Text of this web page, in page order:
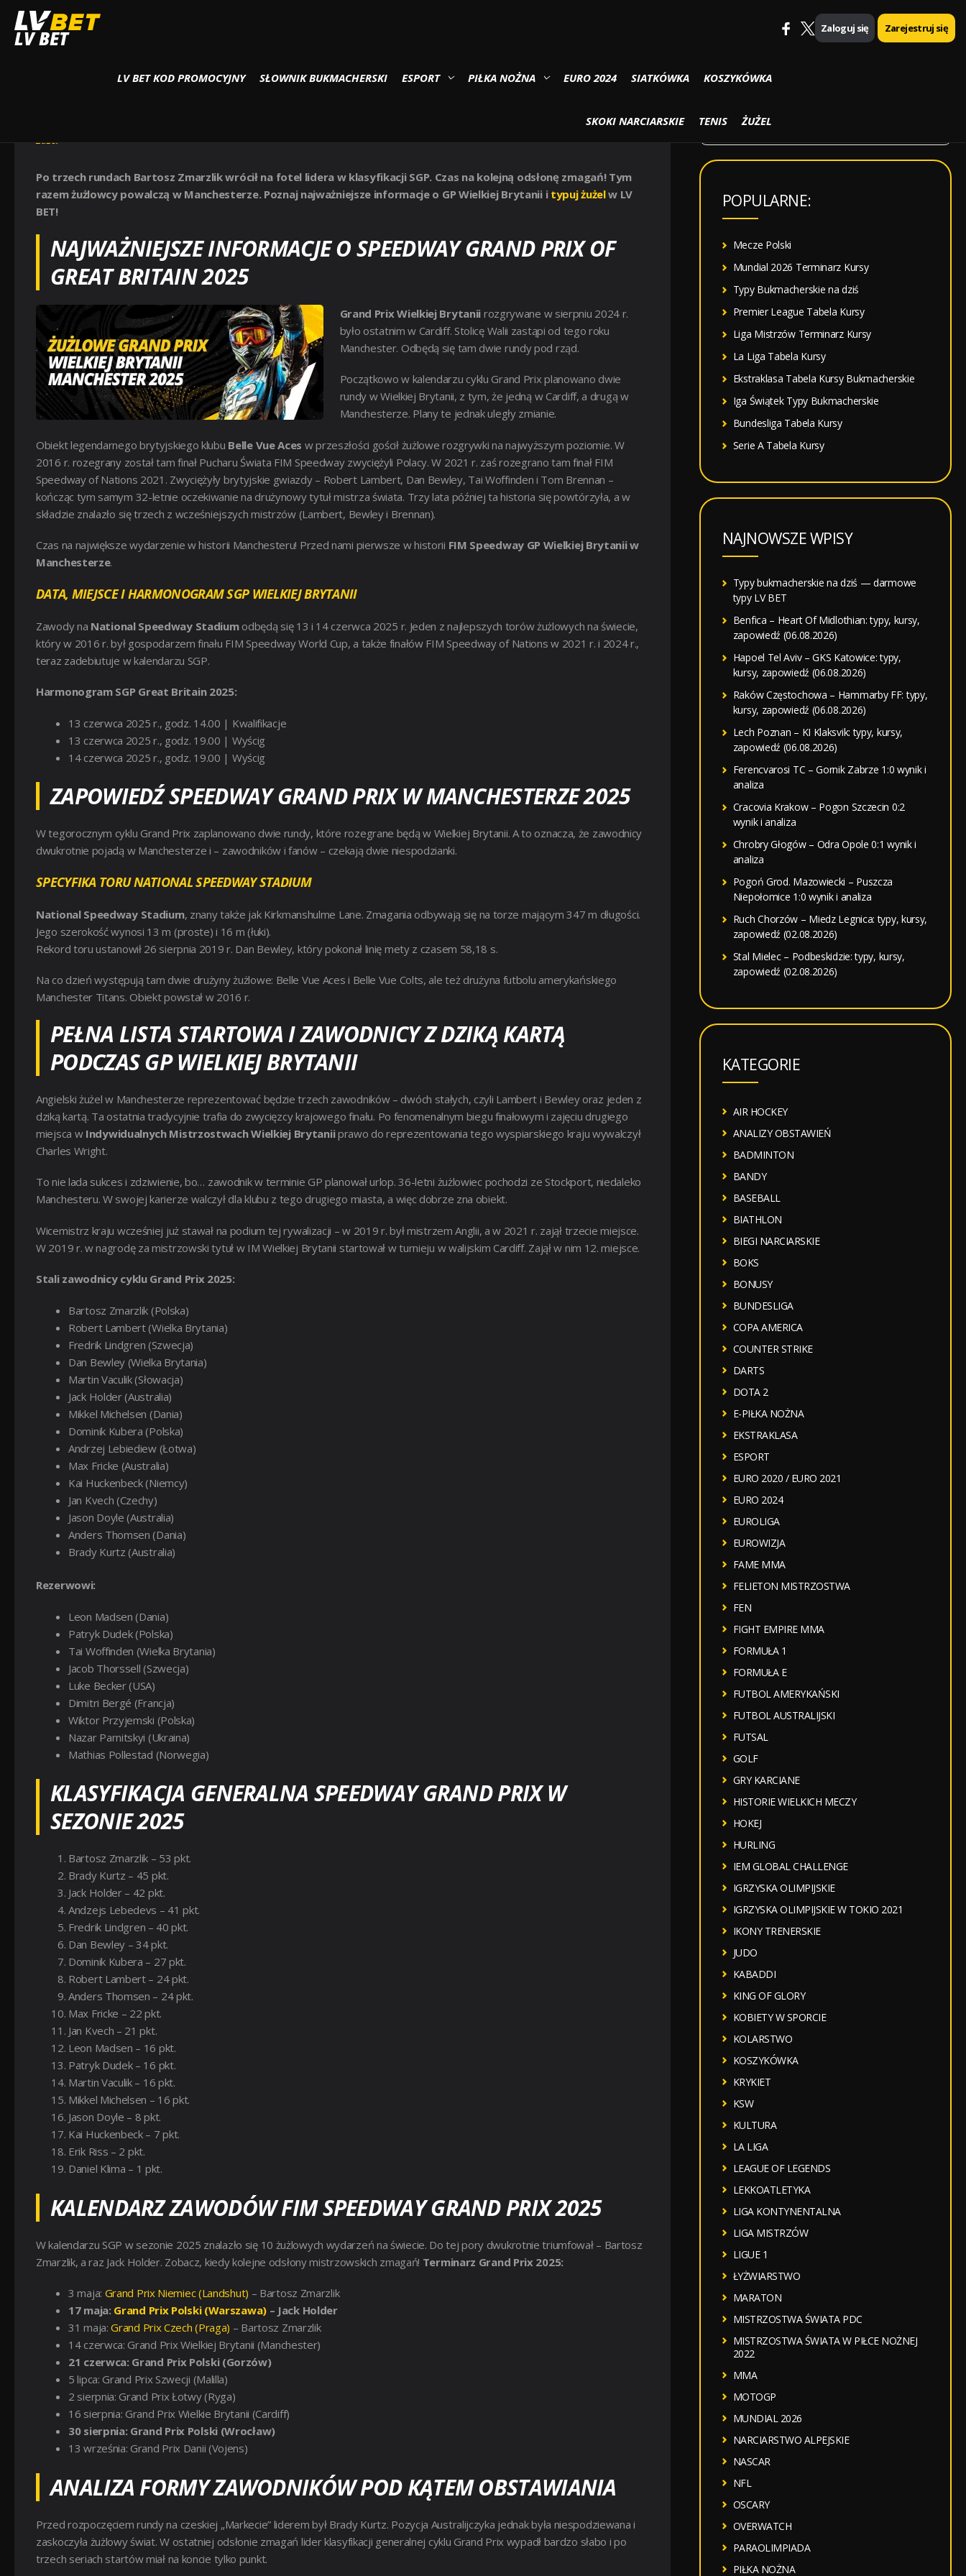
LV BET
LV BET KOD PROMOCYJNY SŁOWNIK BUKMACHERSKI ESPORT PIŁKA NOŻNA EURO 2024 SIATKÓWKA KOSZYKÓWKA
SKOKI NARCIARSKIE TENIS ŻUŻEL
Zaloguj się Zarejestruj się
Strona główna Żużel
ŻUŻLOWE GRAND PRIX WIELKIEJ BRYTANII MANCHESTER
Żużel
Po trzech rundach Bartosz Zmarzlik wrócił na fotel lidera w klasyfikacji SGP. Czas na kolejną odsłonę zmagań! Tym
razem żużlowcy powalczą w Manchesterze. Poznaj najważniejsze informacje o GP Wielkiej Brytanii i typuj żużelw LV
BET!
NAJWAŻNIEJSZE INFORMACJE O SPEEDWAY GRAND PRIX OF
GREAT BRITAIN 2025
Grand Prix Wielkiej Brytanii rozgrywane w sierpniu 2024 r.
było ostatnim w Cardiff. Stolicę Walii zastąpi od tego roku
Manchester. Odbędą się tam dwie rundy pod rząd.
Początkowo w kalendarzu cyklu Grand Prix planowano dwie
rundy w Wielkiej Brytanii, z tym, że jedną w Cardiff, a drugą w
Manchesterze. Plany te jednak uległy zmianie.
Obiekt legendarnego brytyjskiego klubu Belle Vue Aces w przeszłości gościł żużlowe rozgrywki na najwyższym poziomie. W
2016 r. rozegrany został tam finał Pucharu Świata FIM Speedway zwyciężyli Polacy. W 2021 r. zaś rozegrano tam finał FIM
Speedway of Nations 2021. Zwyciężyły brytyjskie gwiazdy – Robert Lambert, Dan Bewley, Tai Woffinden i Tom Brennan –
kończąc tym samym 32-letnie oczekiwanie na drużynowy tytuł mistrza świata. Trzy lata później ta historia się powtórzyła, a w
składzie znalazło się trzech z wcześniejszych mistrzów (Lambert, Bewley i Brennan).
Czas na największe wydarzenie w historii Manchesteru! Przed nami pierwsze w historii FIM Speedway GP Wielkiej Brytanii w
Manchesterze.
DATA, MIEJSCE I HARMONOGRAM SGP WIELKIEJ BRYTANII
Zawody na National Speedway Stadiumodbędą się 13 i 14 czerwca 2025 r. Jeden z najlepszych torów żużlowych na świecie,
który w 2016 r. był gospodarzem finału FIM Speedway World Cup, a także finałów FIM Speedway of Nations w 2021 r. i 2024 r.,
teraz zadebiutuje w kalendarzu SGP.
Harmonogram SGP Great Britain 2025:
13 czerwca 2025 r., godz. 14.00 | Kwalifikacje
13 czerwca 2025 r., godz. 19.00 | Wyścig
14 czerwca 2025 r., godz. 19.00 | Wyścig
ZAPOWIEDŹ SPEEDWAY GRAND PRIX W MANCHESTERZE 2025
W tegorocznym cyklu Grand Prix zaplanowano dwie rundy, które rozegrane będą w Wielkiej Brytanii. A to oznacza, że zawodnicy
dwukrotnie pojadą w Manchesterze i – zawodników i fanów – czekają dwie niespodzianki.
SPECYFIKA TORU NATIONAL SPEEDWAY STADIUM
National Speedway Stadium, znany także jak Kirkmanshulme Lane. Zmagania odbywają się na torze mającym 347 m długości.
Jego szerokość wynosi 13 m (proste) i 16 m (łuki).
Rekord toru ustanowił 26 sierpnia 2019 r. Dan Bewley, który pokonał linię mety z czasem 58,18 s.
Na co dzień występują tam dwie drużyny żużlowe: Belle Vue Aces i Belle Vue Colts, ale też drużyna futbolu amerykańskiego
Manchester Titans. Obiekt powstał w 2016 r.
PEŁNA LISTA STARTOWA I ZAWODNICY Z DZIKĄ KARTĄ
PODCZAS GP WIELKIEJ BRYTANII
Angielski żużel w Manchesterze reprezentować będzie trzech zawodników – dwóch stałych, czyli Lambert i Bewley oraz jeden z
dziką kartą. Ta ostatnia tradycyjnie trafia do zwycięzcy krajowego finału. Po fenomenalnym biegu finałowym i zajęciu drugiego
miejsca w Indywidualnych Mistrzostwach Wielkiej Brytaniiprawo do reprezentowania tego wyspiarskiego kraju wywalczył
Charles Wright.
To nie lada sukces i zdziwienie, bo… zawodnik w terminie GP planował urlop. 36-letni żużlowiec pochodzi ze Stockport, niedaleko
Manchesteru. W swojej karierze walczył dla klubu z tego drugiego miasta, a więc dobrze zna obiekt.
Wicemistrz kraju wcześniej już stawał na podium tej rywalizacji – w 2019 r. był mistrzem Anglii, a w 2021 r. zajął trzecie miejsce.
W 2019 r. w nagrodę za mistrzowski tytuł w IM Wielkiej Brytanii startował w turnieju w walijskim Cardiff. Zajął w nim 12. miejsce.
Stali zawodnicy cyklu Grand Prix 2025:
Bartosz Zmarzlik (Polska)
Robert Lambert (Wielka Brytania)
Fredrik Lindgren (Szwecja)
Dan Bewley (Wielka Brytania)
Martin Vaculik (Słowacja)
Jack Holder (Australia)
Mikkel Michelsen (Dania)
Dominik Kubera (Polska)
Andrzej Lebiediew (Łotwa)
Max Fricke (Australia)
Kai Huckenbeck (Niemcy)
Jan Kvech (Czechy)
Jason Doyle (Australia)
Anders Thomsen (Dania)
Brady Kurtz (Australia)
Rezerwowi:
Leon Madsen (Dania)
Patryk Dudek (Polska)
Tai Woffinden (Wielka Brytania)
Jacob Thorssell (Szwecja)
Luke Becker (USA)
Dimitri Bergé (Francja)
Wiktor Przyjemski (Polska)
Nazar Parnitskyi (Ukraina)
Mathias Pollestad (Norwegia)
KLASYFIKACJA GENERALNA SPEEDWAY GRAND PRIX W
SEZONIE 2025
Bartosz Zmarzlik – 53 pkt.
Brady Kurtz – 45 pkt.
Jack Holder – 42 pkt.
Andzejs Lebedevs – 41 pkt.
Fredrik Lindgren – 40 pkt.
Dan Bewley – 34 pkt.
Dominik Kubera – 27 pkt.
Robert Lambert – 24 pkt.
Anders Thomsen – 24 pkt.
Max Fricke – 22 pkt.
Jan Kvech – 21 pkt.
Leon Madsen – 16 pkt.
Patryk Dudek – 16 pkt.
Martin Vaculik – 16 pkt.
Mikkel Michelsen – 16 pkt.
Jason Doyle – 8 pkt.
Kai Huckenbeck – 7 pkt.
Erik Riss – 2 pkt.
Daniel Klima – 1 pkt.
KALENDARZ ZAWODÓW FIM SPEEDWAY GRAND PRIX 2025
W kalendarzu SGP w sezonie 2025 znalazło się 10 żużlowych wydarzeń na świecie. Do tej pory dwukrotnie triumfował – Bartosz
Zmarzlik, a raz Jack Holder. Zobacz, kiedy kolejne odsłony mistrzowskich zmagań! Terminarz Grand Prix 2025:
3 maja: Grand Prix Niemiec (Landshut) – Bartosz Zmarzlik
17 maja: Grand Prix Polski (Warszawa)– Jack Holder
31 maja:Grand Prix Czech (Praga) – Bartosz Zmarzlik
14 czerwca: Grand Prix Wielkiej Brytanii (Manchester)
21 czerwca: Grand Prix Polski (Gorzów)
5 lipca: Grand Prix Szwecji (Malilla)
2 sierpnia: Grand Prix Łotwy (Ryga)
16 sierpnia: Grand Prix Wielkie Brytanii (Cardiff)
30 sierpnia: Grand Prix Polski (Wrocław)
13 września: Grand Prix Danii (Vojens)
ANALIZA FORMY ZAWODNIKÓW POD KĄTEM OBSTAWIANIA
Przed rozpoczęciem rundy na czeskiej „Markecie” liderem był Brady Kurtz. Pozycja Australijczyka jednak była niespodziewana i
zaskoczyła żużlowy świat. W ostatniej odsłonie zmagań lider klasyfikacji generalnej cyklu Grand Prix wypadł bardzo słabo i po
trzech seriach startów miał na koncie tylko punkt.
SZUKAJ
k
POPULARNE:
Mecze Polski
Mundial 2026 Terminarz Kursy
Typy Bukmacherskie na dziś
Premier League Tabela Kursy
Liga Mistrzów Terminarz Kursy
La Liga Tabela Kursy
Ekstraklasa Tabela Kursy Bukmacherskie
Iga Świątek Typy Bukmacherskie
Bundesliga Tabela Kursy
Serie A Tabela Kursy
NAJNOWSZE WPISY
Typy bukmacherskie na dziś — darmowe
typy LV BET
Benfica – Heart Of Midlothian: typy, kursy,
zapowiedź (06.08.2026)
Hapoel Tel Aviv – GKS Katowice: typy,
kursy, zapowiedź (06.08.2026)
Raków Częstochowa – Hammarby FF: typy,
kursy, zapowiedź (06.08.2026)
Lech Poznan – KI Klaksvik: typy, kursy,
zapowiedź (06.08.2026)
Ferencvarosi TC – Gornik Zabrze 1:0 wynik i
analiza
Cracovia Krakow – Pogon Szczecin 0:2
wynik i analiza
Chrobry Głogów – Odra Opole 0:1 wynik i
analiza
Pogoń Grod. Mazowiecki – Puszcza
Niepołomice 1:0 wynik i analiza
Ruch Chorzów – Miedz Legnica: typy, kursy,
zapowiedź (02.08.2026)
Stal Mielec – Podbeskidzie: typy, kursy,
zapowiedź (02.08.2026)
KATEGORIE
AIR HOCKEY
ANALIZY OBSTAWIEŃ
BADMINTON
BANDY
BASEBALL
BIATHLON
BIEGI NARCIARSKIE
BOKS
BONUSY
BUNDESLIGA
COPA AMERICA
COUNTER STRIKE
DARTS
DOTA 2
E-PIŁKA NOŻNA
EKSTRAKLASA
ESPORT
EURO 2020 / EURO 2021
EURO 2024
EUROLIGA
EUROWIZJA
FAME MMA
FELIETON MISTRZOSTWA
FEN
FIGHT EMPIRE MMA
FORMUŁA 1
FORMUŁA E
FUTBOL AMERYKAŃSKI
FUTBOL AUSTRALIJSKI
FUTSAL
GOLF
GRY KARCIANE
HISTORIE WIELKICH MECZY
HOKEJ
HURLING
IEM GLOBAL CHALLENGE
IGRZYSKA OLIMPIJSKIE
IGRZYSKA OLIMPIJSKIE W TOKIO 2021
IKONY TRENERSKIE
JUDO
KABADDI
KING OF GLORY
KOBIETY W SPORCIE
KOLARSTWO
KOSZYKÓWKA
KRYKIET
KSW
KULTURA
LA LIGA
LEAGUE OF LEGENDS
LEKKOATLETYKA
LIGA KONTYNENTALNA
LIGA MISTRZÓW
LIGUE 1
ŁYŻWIARSTWO
MARATON
MISTRZOSTWA ŚWIATA PDC
MISTRZOSTWA ŚWIATA W PIŁCE NOŻNEJ
2022
MMA
MOTOGP
MUNDIAL 2026
NARCIARSTWO ALPEJSKIE
NASCAR
NFL
OSCARY
OVERWATCH
PARAOLIMPIADA
PIŁKA NOŻNA